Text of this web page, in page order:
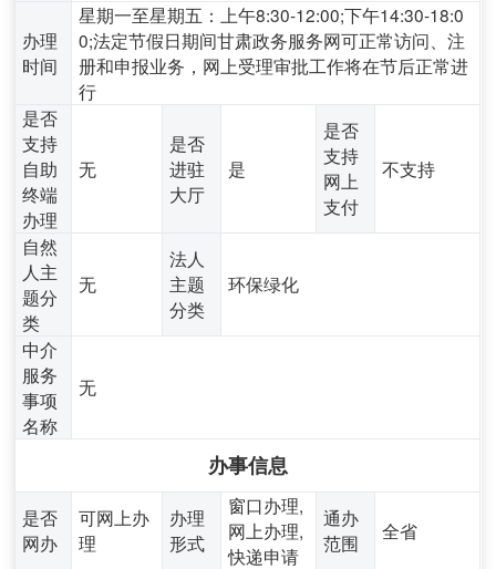
办理
时间
星期一至星期五：上午8:30-12:00;下午14:30-18:0
0;法定节假日期间甘肃政务服务网可正常访问、注
册和申报业务，网上受理审批工作将在节后正常进
行
是否
支持
自助
终端
办理
无
是否
进驻
大厅
是
是否
支持
网上
支付
不支持
自然
人主
题分
类
无
法人
主题
分类
环保绿化
中介
服务
事项
名称
无
办事信息
是否
网办
可网上办
理
办理
形式
窗口办理,
网上办理,
快递申请
通办
范围
全省